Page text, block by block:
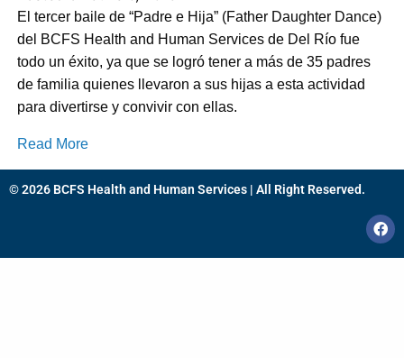
El tercer baile de “Padre e Hija” (Father Daughter Dance)
del BCFS Health and Human Services de Del Río fue
todo un éxito, ya que se logró tener a más de 35 padres
de familia quienes llevaron a sus hijas a esta actividad
para divertirse y convivir con ellas.
Read More
© 2026 BCFS Health and Human Services | All Right Reserved.